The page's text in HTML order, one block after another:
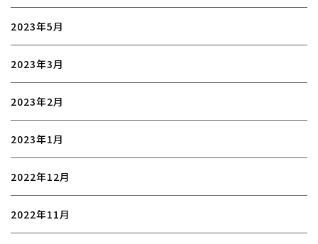
2023年5月
2023年3月
2023年2月
2023年1月
2022年12月
2022年11月